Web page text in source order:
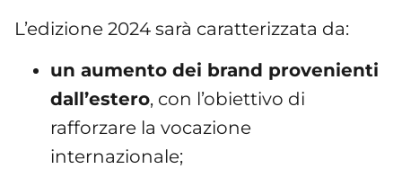
L’edizione 2024 sarà caratterizzata da:
un aumento dei brand provenienti
dall’estero, con l’obiettivo di
rafforzare la vocazione
internazionale;